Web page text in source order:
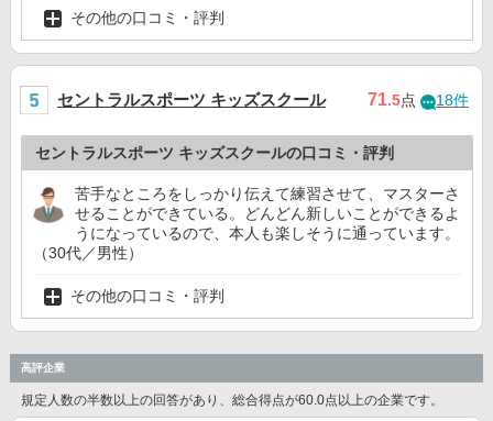
その他の口コミ・評判
セントラルスポーツ キッズスクール 71.5点 18件
セントラルスポーツ キッズスクールの口コミ・評判
苦手なところをしっかり伝えて練習させて、マスターさ
せることができている。どんどん新しいことができるよ
うになっているので、本人も楽しそうに通っています。
（30代／男性）
その他の口コミ・評判
高評企業
規定人数の半数以上の回答があり、総合得点が60.0点以上の企業です。